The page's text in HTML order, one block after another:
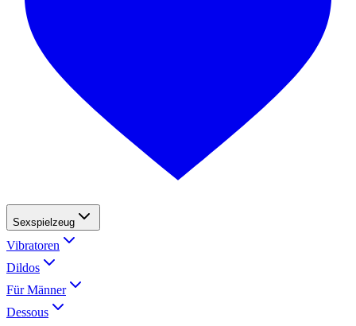
Sexspielzeug
Vibratoren
Dildos
Für Männer
Dessous